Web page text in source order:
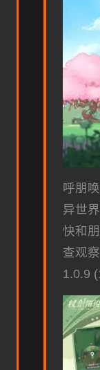
呼朋
异世
快和
查观察
1.0.9